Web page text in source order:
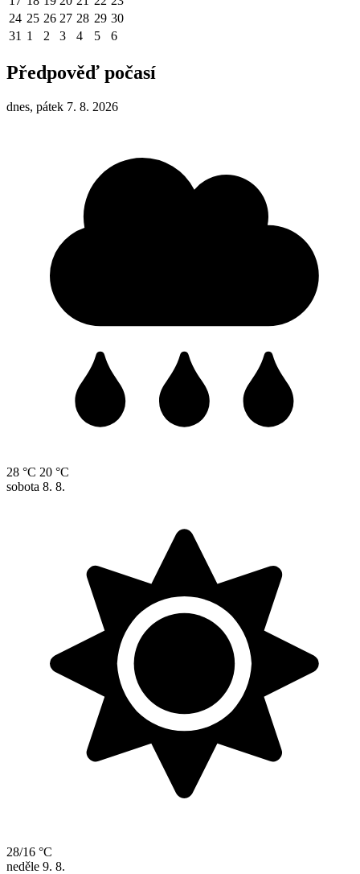
24 25 26 27 28 29 30
31 1 2 3 4 5 6
Předpověď počasí
dnes, pátek 7. 8. 2026
28 °C 20 °C
sobota 8. 8.
28/16 °C
neděle 9. 8.